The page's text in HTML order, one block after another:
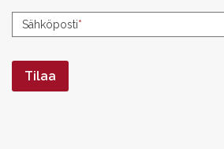
Uutiskirjeen
tilaus
Sähköposti*
Tilaa